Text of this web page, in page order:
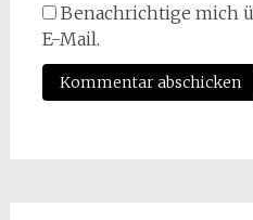
Benachrichtige mich
E-Mail.